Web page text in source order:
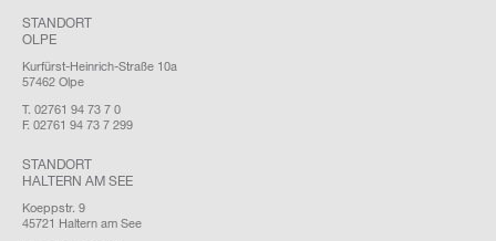
STANDORT
OLPE
Kurfürst-Heinrich-Straße 10a
57462 Olpe
T. 02761 94 73 7 0
F. 02761 94 73 7 299
STANDORT
HALTERN AM SEE
Koeppstr. 9
45721 Haltern am See